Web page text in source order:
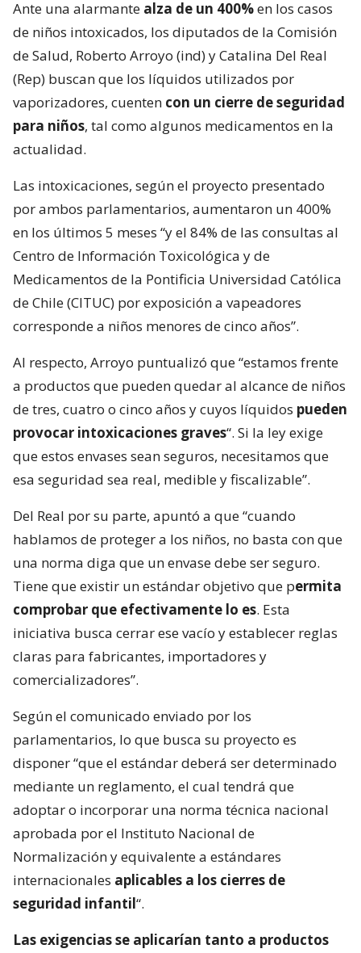
Ante una alarmante alza de un 400%en los casos
de niños intoxicados, los diputados de la Comisión
de Salud, Roberto Arroyo (ind) y Catalina Del Real
(Rep) buscan que los líquidos utilizados por
vaporizadores, cuenten con un cierre de seguridad
para niños, tal como algunos medicamentos en la
actualidad.
Las intoxicaciones, según el proyecto presentado
por ambos parlamentarios, aumentaron un 400%
en los últimos 5 meses “y el 84% de las consultas al
Centro de Información Toxicológica y de
Medicamentos de la Pontificia Universidad Católica
de Chile (CITUC) por exposición a vapeadores
corresponde a niños menores de cinco años”.
Al respecto, Arroyo puntualizó que “estamos frente
a productos que pueden quedar al alcance de niños
de tres, cuatro o cinco años y cuyos líquidos pueden
provocar intoxicaciones graves“. Si la ley exige
que estos envases sean seguros, necesitamos que
esa seguridad sea real, medible y fiscalizable”.
Del Real por su parte, apuntó a que “cuando
hablamos de proteger a los niños, no basta con que
una norma diga que un envase debe ser seguro.
Tiene que existir un estándar objetivo que permita
comprobar que efectivamente lo es. Esta
iniciativa busca cerrar ese vacío y establecer reglas
claras para fabricantes, importadores y
comercializadores”.
Según el comunicado enviado por los
parlamentarios, lo que busca su proyecto es
disponer “que el estándar deberá ser determinado
mediante un reglamento, el cual tendrá que
adoptar o incorporar una norma técnica nacional
aprobada por el Instituto Nacional de
Normalización y equivalente a estándares
internacionales aplicables a los cierres de
seguridad infantil“.
Las exigencias se aplicarían tanto a productos